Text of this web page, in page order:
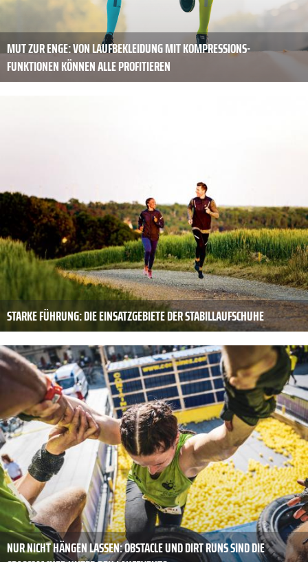
MUT ZUR ENGE: VON LAUFBEKLEIDUNG MIT KOMPRESSIONS-
FUNKTIONEN KÖNNEN ALLE PROFITIEREN
STARKE FÜHRUNG: DIE EINSATZGEBIETE DER STABILLAUFSCHUHE
NUR NICHT HÄNGEN LASSEN: OBSTACLE UND DIRT RUNS SIND DIE